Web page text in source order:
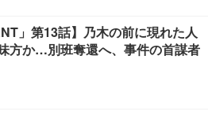
」第13話】乃木の前に現れた人
方か…別班奪還へ、事件の首謀者